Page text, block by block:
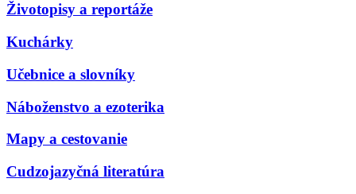
Životopisy a reportáže
Kuchárky
Učebnice a slovníky
Náboženstvo a ezoterika
Mapy a cestovanie
Cudzojazyčná literatúra